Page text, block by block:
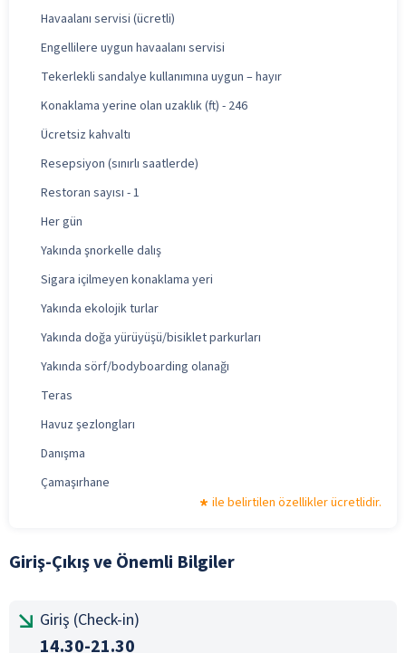
Havaalanı servisi (ücretli)
Engellilere uygun havaalanı servisi
Tekerlekli sandalye kullanımına uygun – hayır
Konaklama yerine olan uzaklık (ft) - 246
Ücretsiz kahvaltı
Resepsiyon (sınırlı saatlerde)
Restoran sayısı - 1
Her gün
Yakında şnorkelle dalış
Sigara içilmeyen konaklama yeri
Yakında ekolojik turlar
Yakında doğa yürüyüşü/bisiklet parkurları
Yakında sörf/bodyboarding olanağı
Teras
Havuz şezlongları
Danışma
Çamaşırhane
ile belirtilen özellikler ücretlidir.
Giriş-Çıkış ve Önemli Bilgiler
Giriş (Check-in)
14.30-21.30